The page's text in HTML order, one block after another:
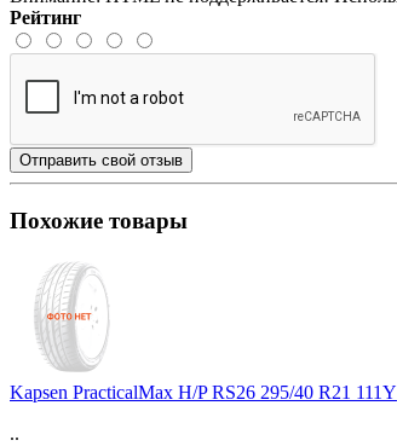
Рейтинг
Отправить свой отзыв
Похожие товары
Kapsen PracticalMax H/P RS26 295/40 R21 111Y
..